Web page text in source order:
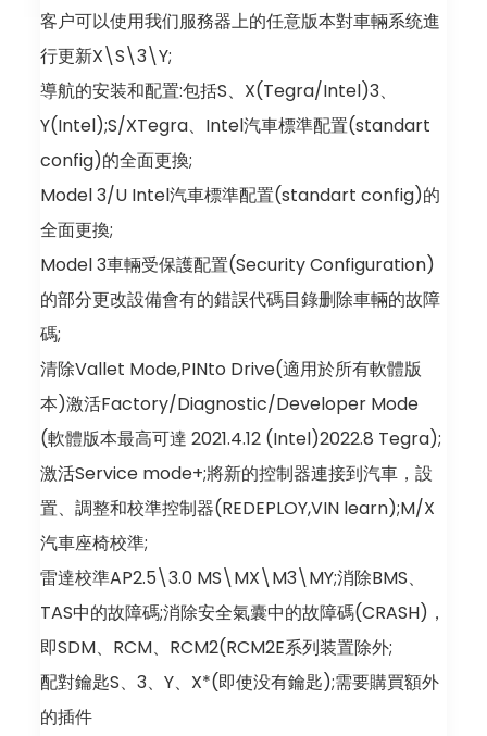
客户可以使用我们服務器上的任意版本對車輛系统進
行更新X\S\3\Y;
導航的安装和配置:包括S、X(Tegra/Intel)3、
Y(Intel);S/XTegra、Intel汽車標準配置(standart
config)的全面更換;
Model 3/U Intel汽車標準配置(standart config)的
全面更換;
Model 3車輛受保護配置(Security Configuration)
的部分更改設備會有的錯誤代碼目錄删除車輛的故障
碼;
清除Vallet Mode,PINto Drive(適用於所有軟體版
本)激活Factory/Diagnostic/Developer Mode
(軟體版本最高可達 2021.4.12 (Intel)2022.8 Tegra);
激活Service mode+;將新的控制器連接到汽車，設
置、調整和校準控制器(REDEPLOY,VIN learn);M/X
汽車座椅校準;
雷達校準AP2.5\3.0 MS\MX\M3\MY;消除BMS、
TAS中的故障碼;消除安全氣囊中的故障碼(CRASH)，
即SDM、RCM、RCM2(RCM2E系列装置除外;
配對鑰匙S、3、Y、X*(即使没有鑰匙);需要購買額外
的插件